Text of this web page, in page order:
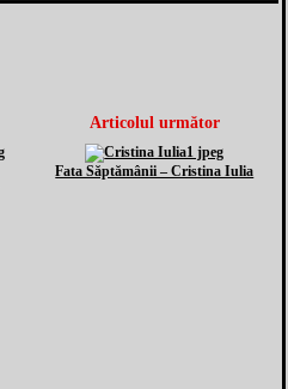
Articolul următor
Fata Săptămânii – Cristina Iulia